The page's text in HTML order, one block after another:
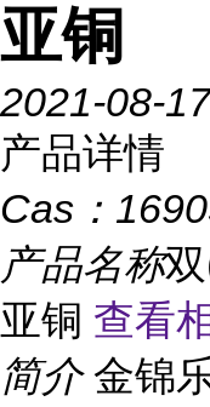
亚铜
2021-08-17
产品详情
Cas：
产品名称
亚铜 查看
简介 金锦